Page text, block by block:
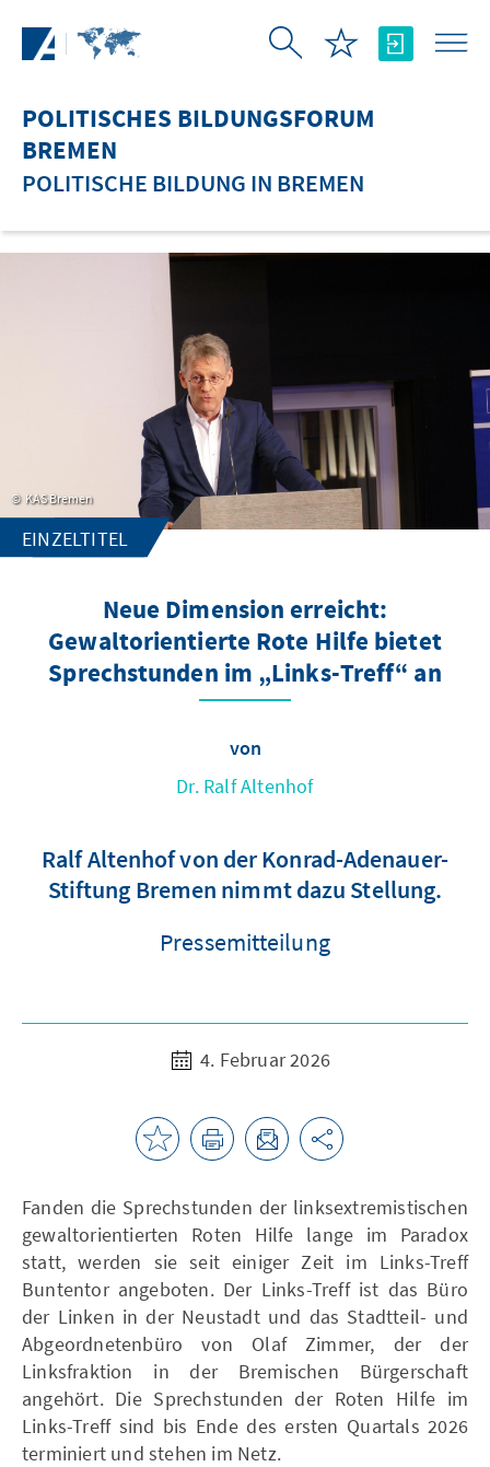
POLITISCHES BILDUNGSFORUM
BREMEN
POLITISCHE BILDUNG IN BREMEN
KAS Bremen
EINZELTITEL
Neue Dimension erreicht:
Gewaltorientierte Rote Hilfe bietet
Sprechstunden im „Links-Treff“ an
von
Dr. Ralf Altenhof
Ralf Altenhof von der Konrad-Adenauer-
Stiftung Bremen nimmt dazu Stellung.
Pressemitteilung
4. Februar 2026
Fanden die Sprechstunden der linksextremistischen
gewaltorientierten Roten Hilfe lange im Paradox
statt, werden sie seit einiger Zeit im Links-Treff
Buntentor angeboten. Der Links-Treff ist das Büro
der Linken in der Neustadt und das Stadtteil- und
Abgeordnetenbüro von Olaf Zimmer, der der
Linksfraktion in der Bremischen Bürgerschaft
angehört. Die Sprechstunden der Roten Hilfe im
Links-Treff sind bis Ende des ersten Quartals 2026
terminiert und stehen im Netz.